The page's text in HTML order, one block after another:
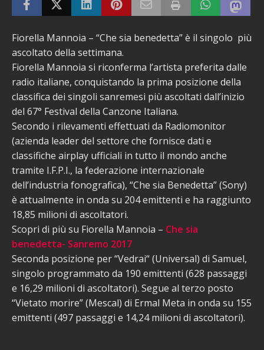
Fiorella Mannoia – “Che sia benedetta” è il singolo più
ascoltato della settimana.
Fiorella Mannoia si riconferma l’artista preferita dalle
radio italiane, conquistando la prima posizione della
classifica dei singoli sanremesi più ascoltati dall’inizio
del 67° Festival della Canzone Italiana.
Secondo i rilevamenti effettuati da Radiomonitor
(azienda leader del settore che fornisce dati e
classifiche airplay ufficiali in tutto il mondo anche
tramite I.F.P.I., la federazione internazionale
dell’industria fonografica), “Che sia Benedetta” (Sony)
è attualmente in onda su 204 emittenti e ha raggiunto
18,85 milioni di ascoltatori.
Scopri di più su Fiorella Mannoia – Che sia
benedetta- Sanremo 2017
Seconda posizione per “Vedrai“ (Universal) di Samuel,
singolo programmato da 190 emittenti (628 passaggi
e 16,29 milioni di ascoltatori). Segue al terzo posto
“Vietato morire” (Mescal) di Ermal Meta in onda su 155
emittenti (497 passaggi e 14,24 milioni di ascoltatori).